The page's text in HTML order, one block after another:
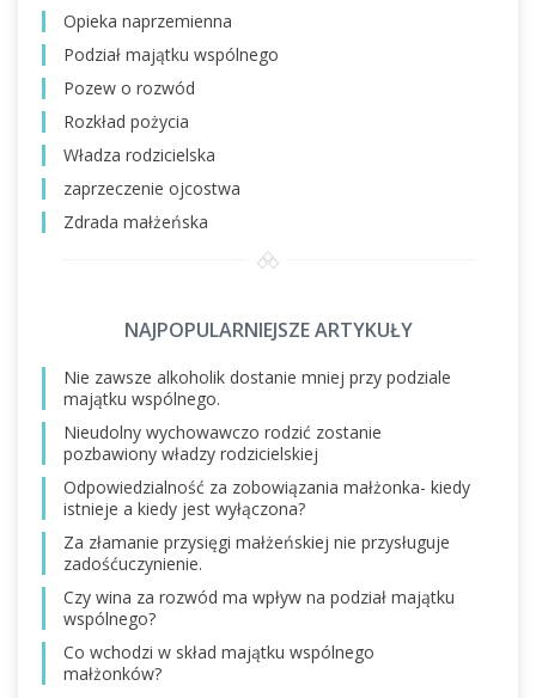
Opieka naprzemienna
Podział majątku wspólnego
Pozew o rozwód
Rozkład pożycia
Władza rodzicielska
zaprzeczenie ojcostwa
Zdrada małżeńska
NAJPOPULARNIEJSZE ARTYKUŁY
Nie zawsze alkoholik dostanie mniej przy podziale
majątku wspólnego.
Nieudolny wychowawczo rodzić zostanie
pozbawiony władzy rodzicielskiej
Odpowiedzialność za zobowiązania małżonka- kiedy
istnieje a kiedy jest wyłączona?
Za złamanie przysięgi małżeńskiej nie przysługuje
zadośćuczynienie.
Czy wina za rozwód ma wpływ na podział majątku
wspólnego?
Co wchodzi w skład majątku wspólnego
małżonków?